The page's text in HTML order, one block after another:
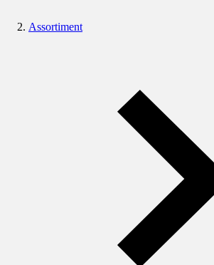
Assortiment